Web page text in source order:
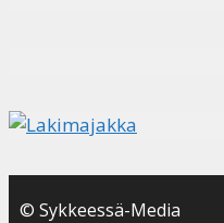
© Sykkeessä-Media